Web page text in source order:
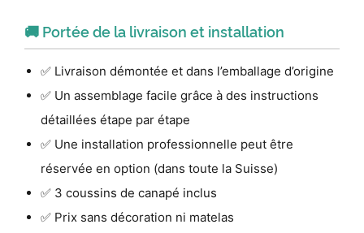
🚚 Portée de la livraison et installation
✅ Livraison démontée et dans l’emballage d’origine
✅ Un assemblage facile grâce à des instructions
détaillées étape par étape
✅ Une installation professionnelle peut être
réservée en option (dans toute la Suisse)
✅ 3 coussins de canapé inclus
✅ Prix sans décoration ni matelas